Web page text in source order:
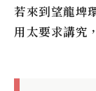
若來到望龍埤
用太要求講究